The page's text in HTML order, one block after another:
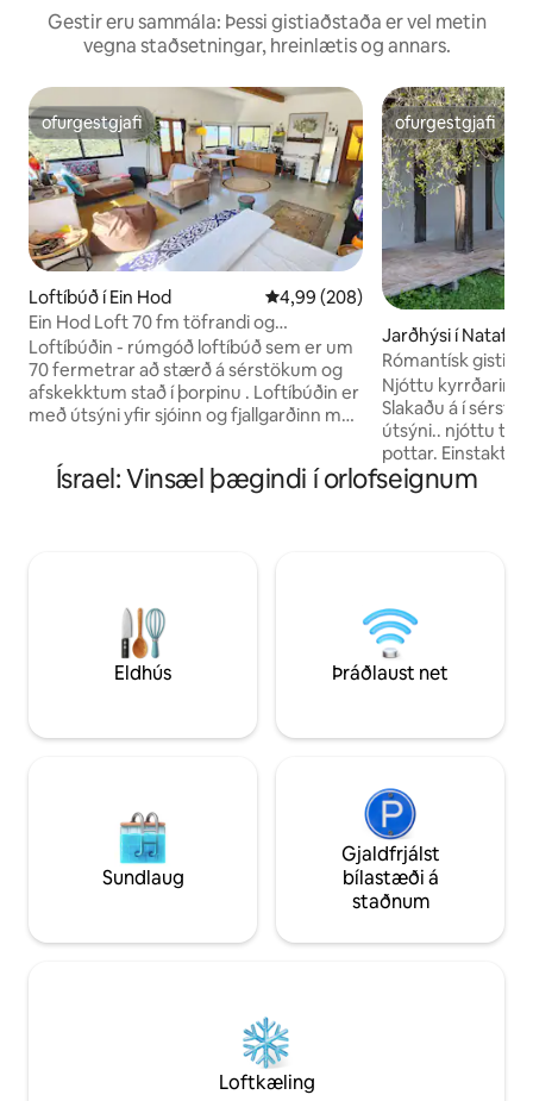
Gestir eru sammála: Þessi gistiaðstaða er vel metin
vegna staðsetningar, hreinlætis og annars.
ofurgestgjafi
ofurgestgjafi
Loftíbúð í Ein Hod 4,99 af 5 í meðaleinkunn, 208
4,99 (208)
Ein Hod Loft 70 fm töfrandi og
stórkostlegt víðáttumynd af sjó og
fjöllum
Loftíbúðin - rúmgóð loftíbúð sem er um
70 fermetrar að stærð á sérstökum og
afskekktum stað í þorpinu . Loftíbúðin er
með útsýni yfir sjóinn og fjallgarðinn með
sólsetri. Innri hluti risíbúðarinnar er
skreytt með náttúrulegum efnum með
sóttvarnardýnu, málunarsvæði fyrir
vinnu og fleiru. Í stuttri göngufjarlægð
eru göngustígar beint að náttúrunni og
Israel Trail. Loftíbúðin er fullkominn
andrúmsloftsins sem er fullt af innblæstri
ofurgestgjafi
ofurgestgjafi
Jarðhýsi í Nataf
Njóttu
Slakaðu á í
útsýni.. njóttu
pottar. Einstakt útlit náttúrulegs og
berskjaldaðs
sem gistiheimilið
mínútna
eru staðbundnir
hummus, falafel,
samfélögum eru
kaffihús. Sumir
akstursfjarlægð
Göngustígar
Ísrael: Vinsæl þægindi í orlofseignum
Eldhús Þráðlaust net
Sundlaug
Gjaldfrjálst
bílastæði á
staðnum
Loftkæling